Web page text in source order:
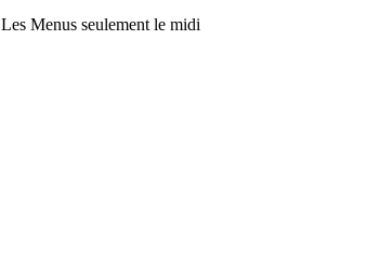
LesMenusseulement le midi